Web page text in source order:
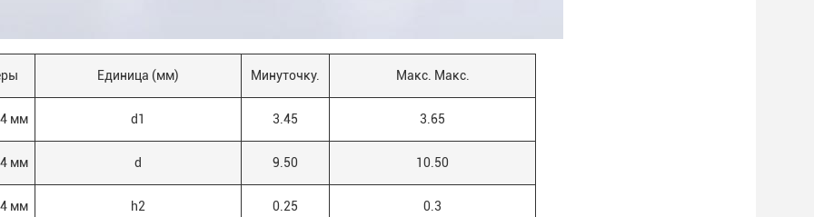
Единица (мм) Минуточку. Макс. Макс.
мм d1 3.45 3.65
мм d 9.50 10.50
мм h2 0.25 0.3